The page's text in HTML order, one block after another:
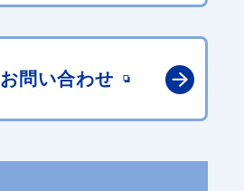
お問い合わせ